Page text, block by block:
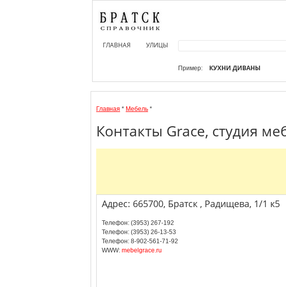
ГЛАВНАЯ УЛИЦЫ
Пример: КУХНИ ДИВАНЫ
Главная * Мебель *
Контакты Grace, студия
Адрес: 665700, Братск , Радищева, 1/1 к5
Телефон: (3953) 267-192
Телефон: (3953) 26-13-53
Телефон: 8-902-561-71-92
WWW: mebelgrace.ru